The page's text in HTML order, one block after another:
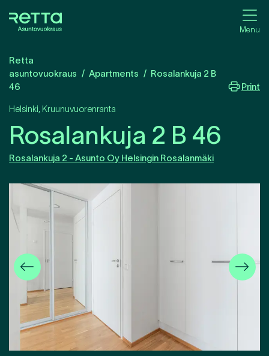
Menu
Retta
asuntovuokraus
Apartments
Rosalankuja 2 B
46
Print
Helsinki, Kruunuvuorenranta
Rosalankuja 2 B 46
Rosalankuja 2 - Asunto Oy Helsingin Rosalanmäki